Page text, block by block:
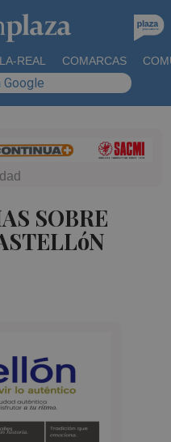
REAL COMARCAS
Google
SOBRE